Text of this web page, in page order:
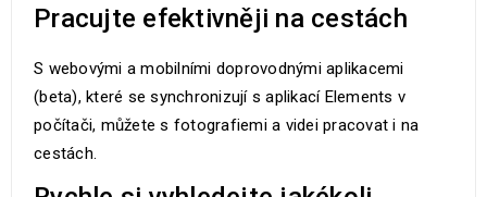
Pracujte efektivněji na cestách
S webovými a mobilními doprovodnými aplikacemi
(beta), které se synchronizují s aplikací Elements v
počítači, můžete s fotografiemi a videi pracovat i na
cestách.